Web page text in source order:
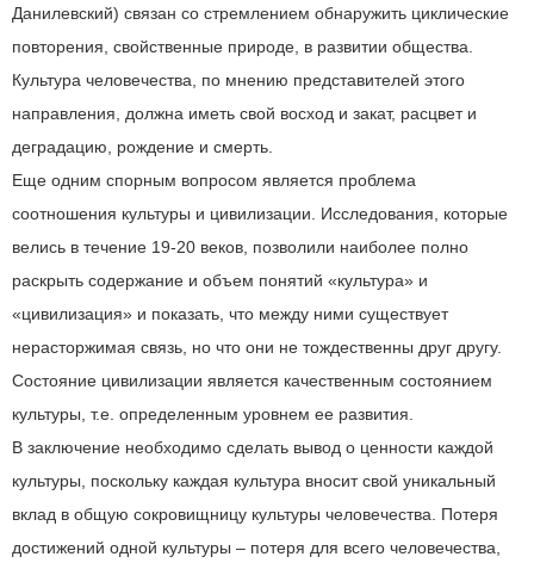
Данилевский) связан со стремлением обнаружить циклические
повторения, свойственные природе, в развитии общества.
Культура человечества, по мнению представителей этого
направления, должна иметь свой восход и закат, расцвет и
деградацию, рождение и смерть.
Еще одним спорным вопросом является проблема
соотношения культуры и цивилизации. Исследования, которые
велись в течение 19-20 веков, позволили наиболее полно
раскрыть содержание и объем понятий «культура» и
«цивилизация» и показать, что между ними существует
нерасторжимая связь, но что они не тождественны друг другу.
Состояние цивилизации является качественным состоянием
культуры, т.е. определенным уровнем ее развития.
В заключение необходимо сделать вывод о ценности каждой
культуры, поскольку каждая культура вносит свой уникальный
вклад в общую сокровищницу культуры человечества. Потеря
достижений одной культуры – потеря для всего человечества,